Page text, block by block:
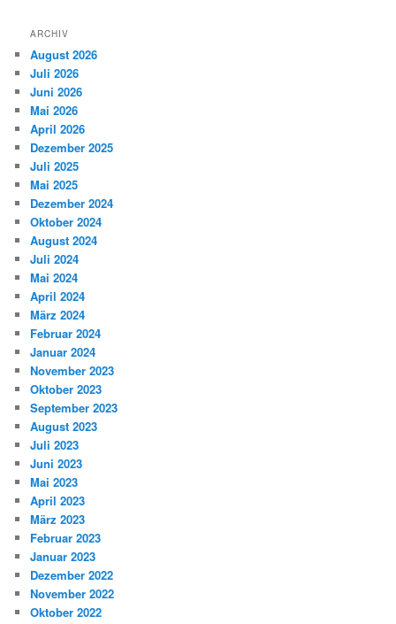
ARCHIV
August 2026
Juli 2026
Juni 2026
Mai 2026
April 2026
Dezember 2025
Juli 2025
Mai 2025
Dezember 2024
Oktober 2024
August 2024
Juli 2024
Mai 2024
April 2024
März 2024
Februar 2024
Januar 2024
November 2023
Oktober 2023
September 2023
August 2023
Juli 2023
Juni 2023
Mai 2023
April 2023
März 2023
Februar 2023
Januar 2023
Dezember 2022
November 2022
Oktober 2022